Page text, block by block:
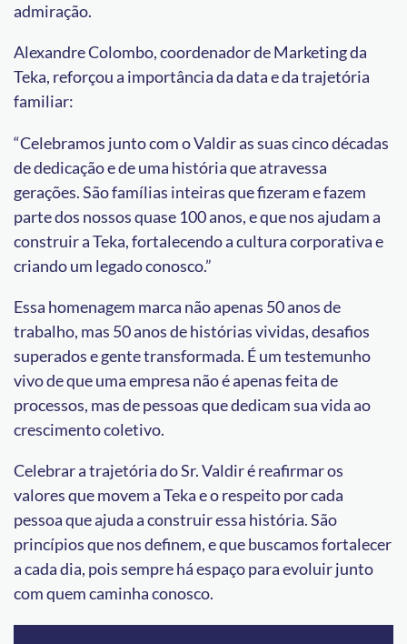
admiração.
Alexandre Colombo, coordenador de Marketing da
Teka, reforçou a importância da data e da trajetória
familiar:
“Celebramos junto com o Valdir as suas cinco décadas
de dedicação e de uma história que atravessa
gerações. São famílias inteiras que fizeram e fazem
parte dos nossos quase 100 anos, e que nos ajudam a
construir a Teka, fortalecendo a cultura corporativa e
criando um legado conosco.”
Essa homenagem marca não apenas 50 anos de
trabalho, mas 50 anos de histórias vividas, desafios
superados e gente transformada. É um testemunho
vivo de que uma empresa não é apenas feita de
processos, mas de pessoas que dedicam sua vida ao
crescimento coletivo.
Celebrar a trajetória do Sr. Valdir é reafirmar os
valores que movem a Teka e o respeito por cada
pessoa que ajuda a construir essa história. São
princípios que nos definem, e que buscamos fortalecer
a cada dia, pois sempre há espaço para evoluir junto
com quem caminha conosco.